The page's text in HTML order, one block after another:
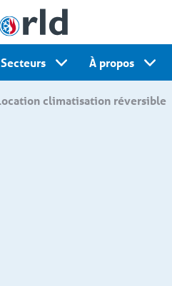
Secteurs À propos
Location climatisation réversible